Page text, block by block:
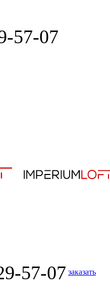
57-07
57-07 заказать